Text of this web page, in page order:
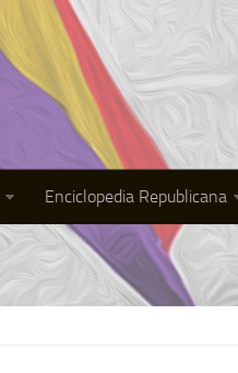
Enciclopedia Republicana